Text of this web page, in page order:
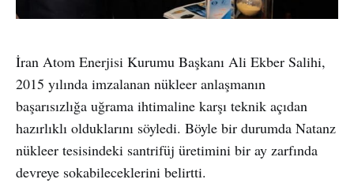
İran Atom Enerjisi Kurumu Başkanı Ali Ekber Salihi,
2015 yılında imzalanan nükleer anlaşmanın
başarısızlığa uğrama ihtimaline karşı teknik açıdan
hazırlıklı olduklarını söyledi. Böyle bir durumda Natanz
nükleer tesisindeki santrifüj üretimini bir ay zarfında
devreye sokabileceklerini belirtti.